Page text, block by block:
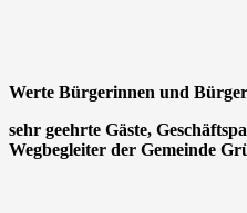
Werte Bürgerinnen und
sehr geehrte Gäste,
Wegbegleiter der Gemeinde